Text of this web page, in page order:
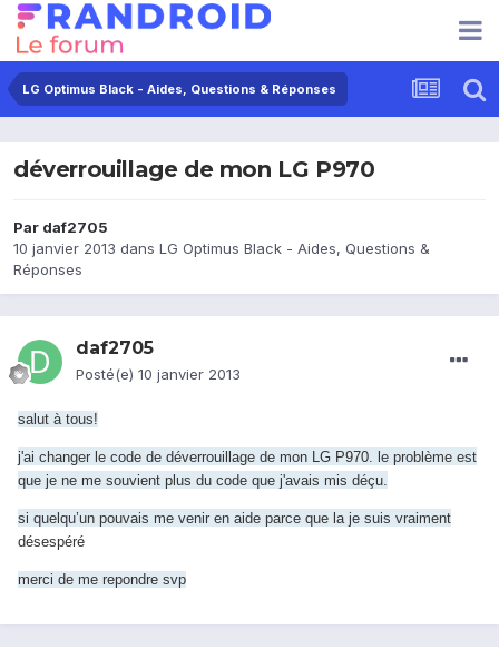
LG Optimus Black - Aides, Questions & Réponses
déverrouillage de mon LG P970
Par daf2705
10 janvier 2013 dans LG Optimus Black - Aides, Questions &
Réponses
daf2705
Posté(e) 10 janvier 2013
salut à tous!
j'ai changer le code de déverrouillage de mon LG P970. le problème est
que je ne me souvient plus du code que j'avais mis déçu.
si quelqu’un pouvais me venir en aide parce que la je suis vraiment
désespéré
merci de me repondre svp